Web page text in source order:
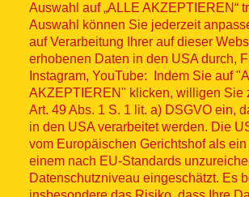
Auswahl auf „ALLE AKZEPTIEREN“
Auswahl können Sie jederzeit
auf Verarbeitung Ihrer auf dieser
erhobenen Daten in den USA durch,
Instagram, YouTube: Indem Sie auf
AKZEPTIEREN" klicken, willigen Sie
Art. 49 Abs. 1 S. 1 lit. a) DSGVO ein,
in den USA verarbeitet werden. Die
vom Europäischen Gerichtshof als
einem nach EU-Standards
Datenschutzniveau eingeschätzt. Es
© ASB 2026
Fußzeilenmenü
Impressum
Datenschutz
Kontakt
Hinweisgebersystem